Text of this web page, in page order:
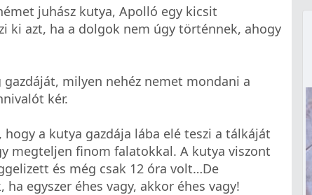
juhász kutya, Apolló egy kicsit
ki azt, ha a dolgok nem úgy történnek, ahogy
gazdáját, milyen nehéz nemet mondani a
kér.
a kutya gazdája lába elé teszi a tálkáját
megteljen finom falatokkal. A kutya viszont
és még csak 12 óra volt…De
egyszer éhes vagy, akkor éhes vagy!